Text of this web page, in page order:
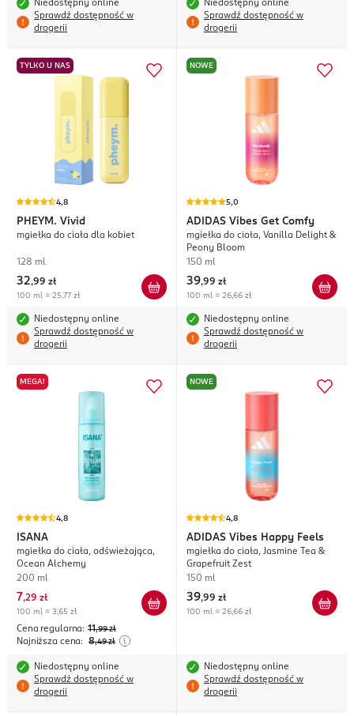
Niedostępny online
Sprawdź dostępność w
drogerii
Niedostępny online
Sprawdź dostępność w
drogerii
TYLKO U NAS
4,8
PHEYM. Vivid
mgiełka do ciała dla kobiet
128 ml
32,99 zł
100 ml = 25,77 zł
Niedostępny online
Sprawdź dostępność w
drogerii
NOWE
5,0
ADIDAS Vibes Get Comfy
mgiełka do ciała, Vanilla Delight &
Peony Bloom
150 ml
39,99 zł
100 ml = 26,66 zł
Niedostępny online
Sprawdź dostępność w
drogerii
MEGA!
4,8
ISANA
mgiełka do ciała, odświeżająca,
Ocean Alchemy
200 ml
7,29 zł
100 ml = 3,65 zł
Cena regularna: 11,99 zł
Najniższa cena: 8,49 zł
Niedostępny online
Sprawdź dostępność w
drogerii
NOWE
4,8
ADIDAS Vibes Happy Feels
mgiełka do ciała, Jasmine Tea &
Grapefruit Zest
150 ml
39,99 zł
100 ml = 26,66 zł
Niedostępny online
Sprawdź dostępność w
drogerii